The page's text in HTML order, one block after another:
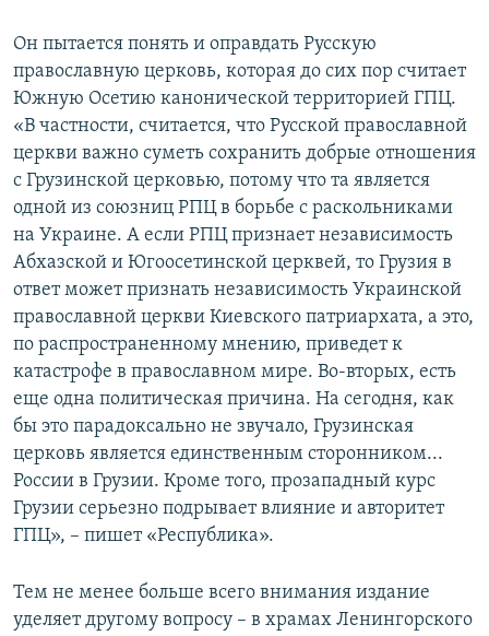
Он пытается понять и оправдать Русскую
православную церковь, которая до сих пор считает
Южную Осетию канонической территорией ГПЦ.
«В частности, считается, что Русской православной
церкви важно суметь сохранить добрые отношения
с Грузинской церковью, потому что та является
одной из союзниц РПЦ в борьбе с раскольниками
на Украине. А если РПЦ признает независимость
Абхазской и Югоосетинской церквей, то Грузия в
ответ может признать независимость Украинской
православной церкви Киевского патриархата, а это,
по распространенному мнению, приведет к
катастрофе в православном мире. Во-вторых, есть
еще одна политическая причина. На сегодня, как
бы это парадоксально не звучало, Грузинская
церковь является единственным сторонником...
России в Грузии. Кроме того, прозападный курс
Грузии серьезно подрывает влияние и авторитет
ГПЦ», – пишет «Республика».
Тем не менее больше всего внимания издание
уделяет другому вопросу – в храмах Ленингорского